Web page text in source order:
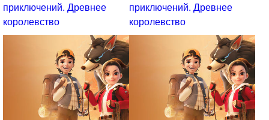
приключений. Древнее
королевство
приключений. Древнее
королевство